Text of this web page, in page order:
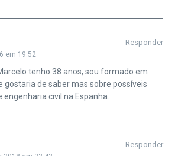
em 19:52
Responder
tenho 38 anos, sou formado em
gostaria de saber mas sobre possíveis
engenharia civil na Espanha.
Responder